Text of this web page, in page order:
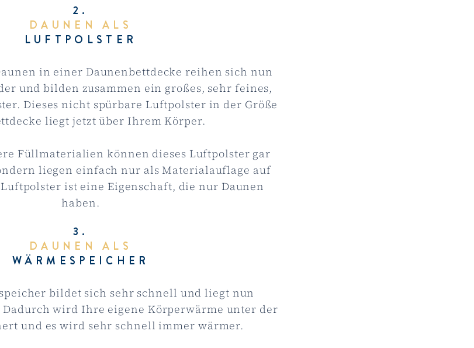
2.
DAUNEN ALS
LUFTPOLSTER
in einer Daunenbettdecke reihen sich nun
und bilden zusammen ein großes, sehr feines,
Dieses nicht spürbare Luftpolster in der Größe
liegt jetzt über Ihrem Körper.
Füllmaterialien können dieses Luftpolster gar
liegen einfach nur als Materialauflage auf
ist eine Eigenschaft, die nur Daunen
haben.
3.
DAUNEN ALS
WÄRMESPEICHER
bildet sich sehr schnell und liegt nun
Dadurch wird Ihre eigene Körperwärme unter der
und es wird sehr schnell immer wärmer.